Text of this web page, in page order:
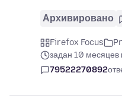
Архивировано
Firefox Focus
задан 10 месяцев
79522270892